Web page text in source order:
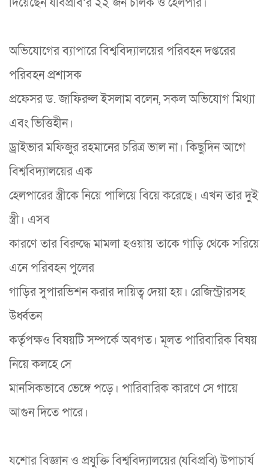
অভিযোগের ব্যাপারে বিশ্ববিদ্যালয়ের পরিবহন দপ্তরের
পরিবহন প্রশাসক
প্রফেসর ড. জাফিরুল ইসলাম বলেন, সকল অভিযোগ মিথ্যা
এবং ভিত্তিহীন।
ড্রাইভার মফিজুর রহমানের চরিত্র ভাল না। কিছুদিন আগে
বিশ্ববিদ্যালয়ের এক
হেলপারের স্ত্রীকে নিয়ে পালিয়ে বিয়ে করেছে। এখন তার দুই
স্ত্রী। এসব
কারণে তার বিরুদ্ধে মামলা হওয়ায় তাকে গাড়ি থেকে সরিয়ে
এনে পরিবহন পুলের
গাড়ির সুপারভিশন করার দায়িত্ব দেয়া হয়। রেজিস্ট্রারসহ
উর্ধ্বতন
কর্তৃপক্ষও বিষয়টি সম্পর্কে অবগত। মূলত পারিবারিক বিষয়
নিয়ে কলহে সে
মানসিকভাবে ভেঙ্গে পড়ে। পারিবারিক কারণে সে গায়ে
আগুন দিতে পারে।
যশোর বিজ্ঞান ও প্রযুক্তি বিশ্ববিদ্যালয়ের (যবিপ্রবি) উপাচার্য